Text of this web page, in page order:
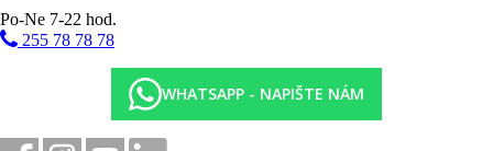
Popis hotelu
vstupní hala s recepcí
lobby
hlavní restaurace (Via Appia)
vyhrazená dětská část v hlavní restauraci
´A Puteca Pizzeria - za poplatek (je v provozu, záleží na
rozhodnutí hotelu)
Po-Ne 7-22 hod.
255 78 78 78
WHATSAPP - NAPIŠTE NÁM